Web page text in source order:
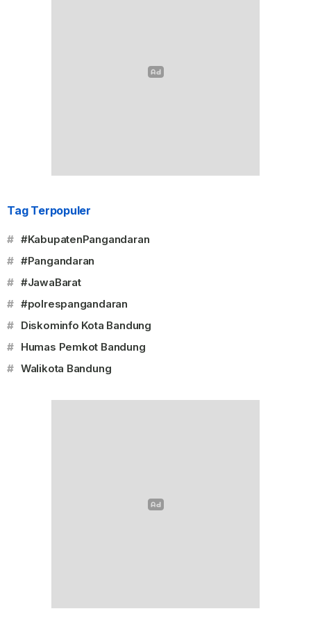
Tag Terpopuler
# #KabupatenPangandaran
# #Pangandaran
# #JawaBarat
# #polrespangandaran
# Diskominfo Kota Bandung
# Humas Pemkot Bandung
# Walikota Bandung